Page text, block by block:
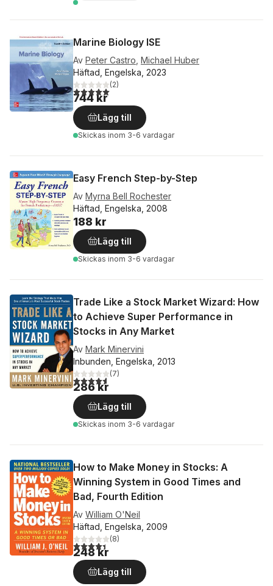
Marine Biology ISE
Av Peter Castro Michael Huber
Häftad, Engelska, 2023
5,0utav 5 stjärnor. Totalt antal röster:
(2)
744 kr
Lägg till
Skickas inom 3-6 vardagar
Easy French Step-by-Step
Av Myrna Bell Rochester
Häftad, Engelska, 2008
188 kr
Lägg till
Skickas inom 3-6 vardagar
Trade Like a Stock Market Wizard: How
to Achieve Super Performance in
Stocks in Any Market
Av Mark Minervini
Inbunden, Engelska, 2013
4,6utav 5 stjärnor. Totalt antal röster:
(7)
286 kr
Lägg till
Skickas inom 3-6 vardagar
How to Make Money in Stocks: A
Winning System in Good Times and
Bad, Fourth Edition
Av William O'Neil
Häftad, Engelska, 2009
4,4utav 5 stjärnor. Totalt antal röster:
(8)
248 kr
Lägg till